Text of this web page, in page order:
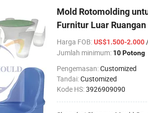
Mold Rotomolding
Furnitur Luar Ruangan
Harga FOB:US$1.500-2.000
Jumlah minimum: 10 Potong
Pengemasan:Customized
Tandai:Customized
Kode HS:3926909090